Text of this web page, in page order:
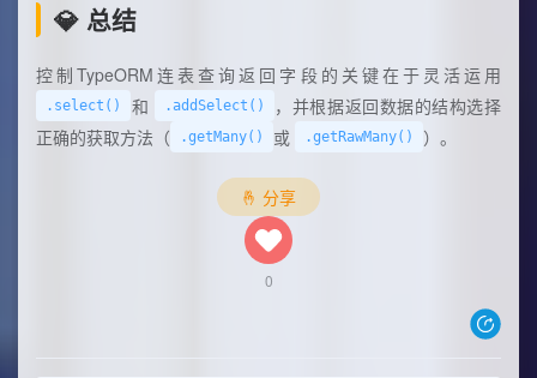
💎 总结
控制TypeORM连表查询返回字段的关键在于灵活运用
.select() 和 .addSelect()
，并根据返回数据的结构选择
正确的获取方法（
.getMany() 或 .getRawMany() ）。
🤞 分享
0